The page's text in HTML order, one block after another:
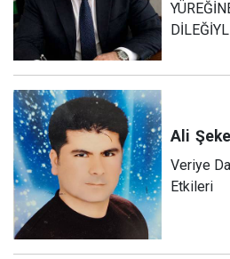
Ali
Veriye
Etkileri